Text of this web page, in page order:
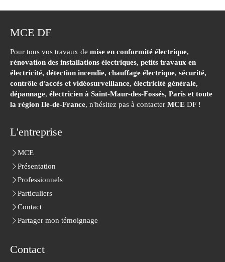
MCE DF
Pour tous vos travaux de mise en conformité électrique,
rénovation des installations électriques, petits travaux en
électricité, détection incendie, chauffage électrique, sécurité,
contrôle d'accès et vidéosurveillance, électricité générale,
dépannage, électricien à Saint-Maur-des-Fossés, Paris et toute
la région Ile-de-France, n'hésitez pas à contacter MCE DF !
L'entreprise
MCE
Présentation
Professionnels
Particuliers
Contact
Partager mon témoignage
Contact